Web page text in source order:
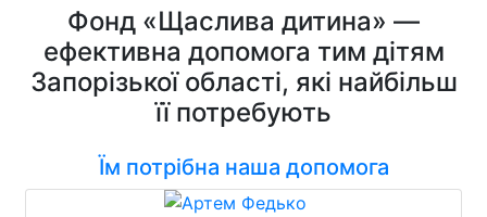
Фонд «Щаслива дитина» —
ефективна допомога тим дітям
Запорізької області, які найбільш
її потребують
Їм потрібна наша допомога